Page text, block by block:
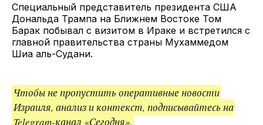
Специальный представитель президента США
Дональда Трампа на Ближнем Востоке Том
Барак побывал с визитом в Ираке и встретился с
главной правительства страны Мухаммедом
Шиа аль-Судани.
Чтобы не пропустить оперативные новости
Израиля, анализ и контекст, подписывайтесь на
Telegram-канал «Сегодня».